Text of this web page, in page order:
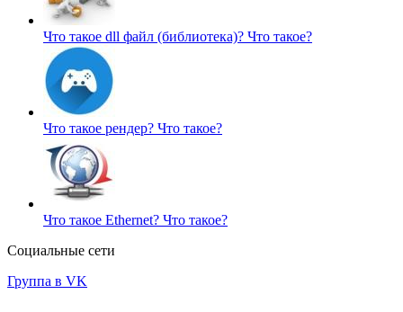
Что такое dll файл (библиотека)? Что такое?
Что такое рендер? Что такое?
Что такое Ethernet? Что такое?
Социальные сети
Группа в VK